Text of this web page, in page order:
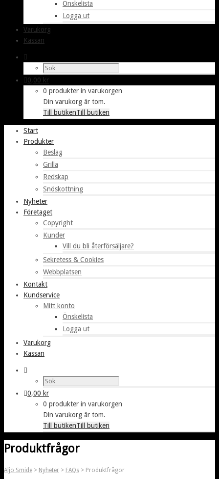
Önskelista
Logga ut
Varukorg
Kassan
0,00 kr
0 produkter in varukorgen
Din varukorg är tom.
Till butikenTill butiken
Start
Produkter
Beslag
Grilla
Redskap
Snöskottning
Nyheter
Företaget
Copyright
Kunder
Vill du bli återförsäljare?
Sekretess & Cookies
Webbplatsen
Kontakt
Kundservice
Mitt konto
Önskelista
Logga ut
Varukorg
Kassan
0,00 kr
0 produkter in varukorgen
Din varukorg är tom.
Till butikenTill butiken
Produktfrågor
Aljo Smide > Nyheter > FAQs > Produktfrågor